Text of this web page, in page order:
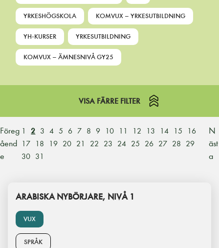
YRKESHÖGSKOLA KOMVUX – YRKESUTBILDNING
YH-KURSER YRKESUTBILDNING
KOMVUX – ÄMNESNIVÅ GY25
VISA FÄRRE FILTER
Föreg
åend
e
1 2 3 4 5 6 7 8 9 10 11 12 13 14 15
16
17
18 19 20 21 22 23 24 25 26 27 28
29
30 31
N
äst
a
VUX
ARABISKA NYBÖRJARE, NIVÅ 1
SPRÅK